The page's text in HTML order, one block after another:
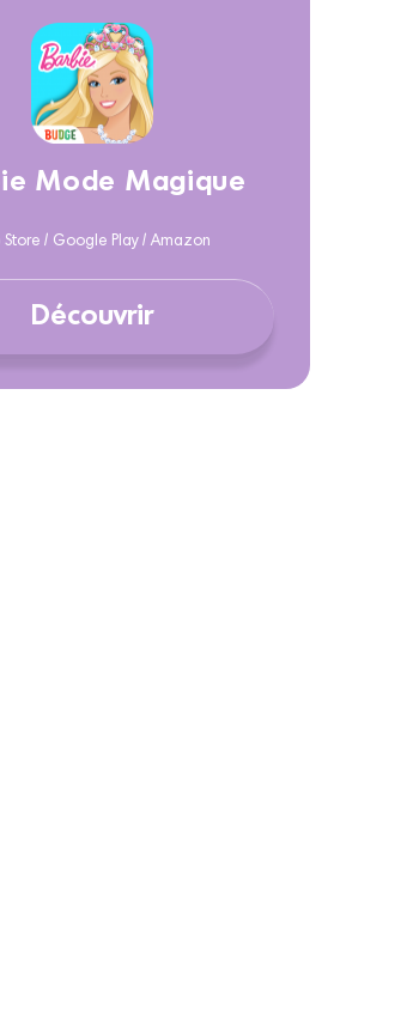
Mode Magique
Store / Google Play / Amazon
Découvrir